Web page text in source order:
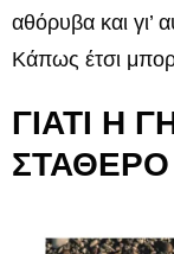
αθόρυβα και γι’
Κάπως έτσι
ΓΙΑΤΙ Η